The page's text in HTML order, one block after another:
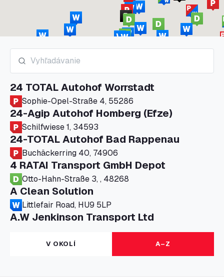
24 TOTAL Autohof Worrstadt
Sophie-Opel-Straße 4, 55286
24-Agip Autohof Homberg (Efze)
Schilfwiese 1, 34593
24-TOTAL Autohof Bad Rappenau
Buchäckerring 40, 74906
4 RATAI Transport GmbH Depot
Otto-Hahn-Straße 3, , 48268
A Clean Solution
Littlefair Road, HU9 5LP
A.W Jenkinson Transport Ltd
Progress House, ME11 5GA
A+G Nettetal - Depot Parking
Am Panneschopp 7, 41334
V OKOLÍ A–Z